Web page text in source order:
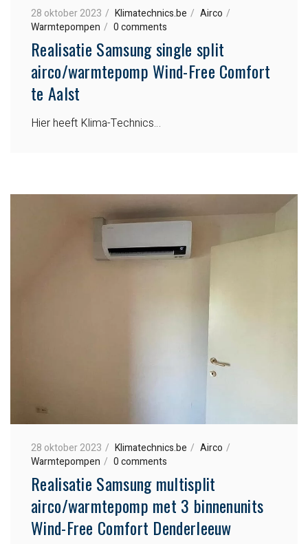
28 oktober 2023 Klimatechnics.be
Airco
Warmtepompen
0 comments
Realisatie Samsung single split
airco/warmtepomp Wind-Free Comfort
te Aalst
Hier heeft Klima-Technics…
28 oktober 2023 Klimatechnics.be
Airco
Warmtepompen
0 comments
Realisatie Samsung multisplit
airco/warmtepomp met 3 binnenunits
Wind-Free Comfort Denderleeuw